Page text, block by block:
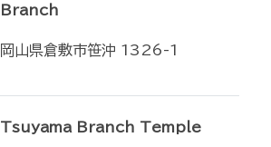
Branch
岡山県倉敷市笹沖 1326-1
Tsuyama Branch Temple